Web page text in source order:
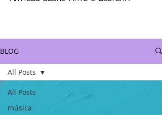
BLOG
All Posts
música
All Posts